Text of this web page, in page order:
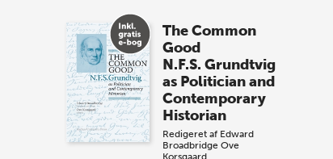
Spar op til 70% til
sommer-lagersalg!
Vi gentager succesen og inviterer igen i
år til vores store sommer-lagersalg,
så sæt kryds i kalenderen onsdag den
10. j…
The Common
Good
N.F.S. Grundtvig
as Politician and
Contemporary
Historian
Redigeret af Edward
Broadbridge Ove
Korsgaard